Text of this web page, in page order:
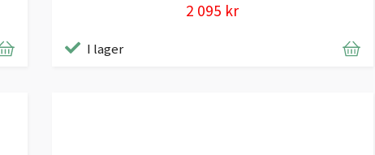
2 095 kr
I lager